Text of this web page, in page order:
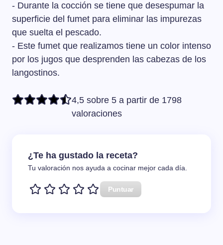
- Durante la cocción se tiene que desespumar la
superficie del fumet para eliminar las impurezas
que suelta el pescado.
- Este fumet que realizamos tiene un color intenso
por los jugos que desprenden las cabezas de los
langostinos.
4,5 sobre 5 a partir de 1798
valoraciones
¿Te ha gustado la receta?
Tu valoración nos ayuda a cocinar mejor cada día.
Puntuar